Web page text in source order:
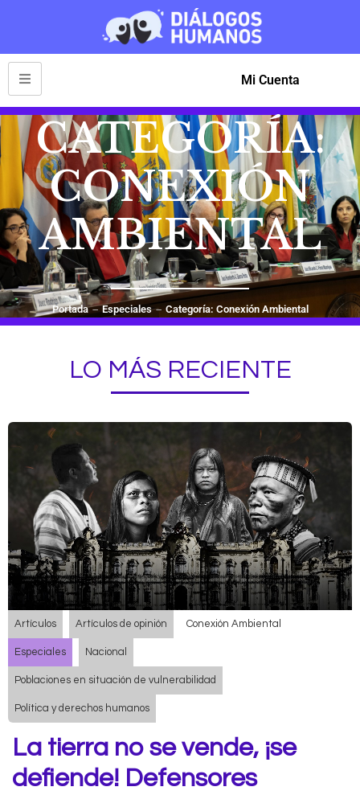
Mi Cuenta
CATEGORÍA:
CONEXIÓN
AMBIENTAL
Portada Especiales Categoría: Conexión Ambiental
LO MÁS RECIENTE
Artículos Artículos de opinión Conexión Ambiental
Especiales Nacional
Poblaciones en situación de vulnerabilidad
Política y derechos humanos
La tierra no se vende, ¡se
defiende! Defensores